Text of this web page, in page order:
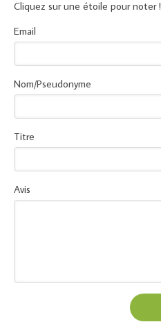
Cliquez sur une étoile pour noter !
Email
Nom/Pseudonyme
Titre
Avis